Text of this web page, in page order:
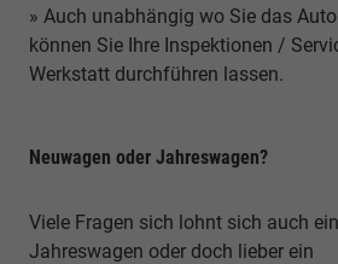
» Auch unabhängig wo Sie das
können Sie Ihre Inspektionen /
Werkstatt durchführen lassen.
Neuwagen oder Jahreswagen?
Viele Fragen sich lohnt sich auch
Jahreswagen oder doch lieber ein